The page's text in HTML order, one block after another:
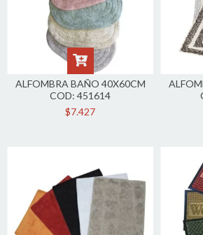
ALFOMBRA BAÑO 40X60CM
COD: 451614
$7.427